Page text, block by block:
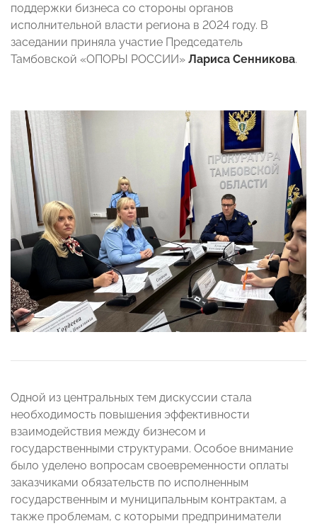
поддержки бизнеса со стороны органов
исполнительной власти региона в 2024 году. В
заседании приняла участие Председатель
Тамбовской «ОПОРЫ РОССИИ» Лариса Сенникова.
Одной из центральных тем дискуссии стала
необходимость повышения эффективности
взаимодействия между бизнесом и
государственными структурами. Особое внимание
было уделено вопросам своевременности оплаты
заказчиками обязательств по исполненным
государственным и муниципальным контрактам, а
также проблемам, с которыми предприниматели